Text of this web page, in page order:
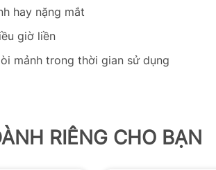
hay nặng mắt
giờ liền
mảnh trong thời gian sử dụng
RIÊNG CHO BẠN